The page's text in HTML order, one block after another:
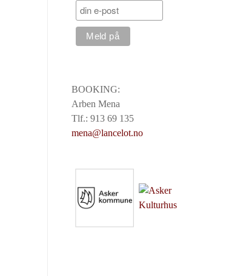
BOOKING:
Arben Mena
Tlf.: 913 69 135
mena@lancelot.no